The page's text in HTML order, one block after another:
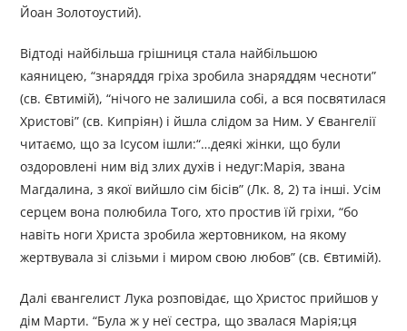
Йоан Золотоустий).
Відтоді найбільша грішниця стала найбільшою
каяницею, “знаряддя гріха зробила знаряддям чесноти”
(св. Євтимій), “нічого не залишила собі, а вся посвятилася
Христові” (св. Кипріян) і йшла слідом за Ним. У Євангелії
читаємо, що за Ісусом ішли:“…деякі жінки, що були
оздоровлені ним від злих духів і недуг:Марія, звана
Магдалина, з якої вийшло сім бісів” (Лк. 8, 2) та інші. Усім
серцем вона полюбила Того, хто простив їй гріхи, “бо
навіть ноги Христа зробила жертовником, на якому
жертвувала зі слізьми і миром свою любов” (св. Євтимій).
Далі євангелист Лука розповідає, що Христос прийшов у
дім Марти. “Була ж у неї сестра, що звалася Марія;ця